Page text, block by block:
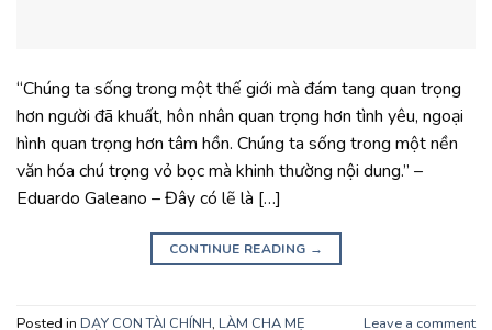
“Chúng ta sống trong một thế giới mà đám tang quan trọng
hơn người đã khuất, hôn nhân quan trọng hơn tình yêu, ngoại
hình quan trọng hơn tâm hồn. Chúng ta sống trong một nền
văn hóa chú trọng vỏ bọc mà khinh thường nội dung.” –
Eduardo Galeano – Đây có lẽ là […]
CONTINUE READING →
Posted in DẠY CON TÀI CHÍNH, LÀM CHA MẸ Leave a comment